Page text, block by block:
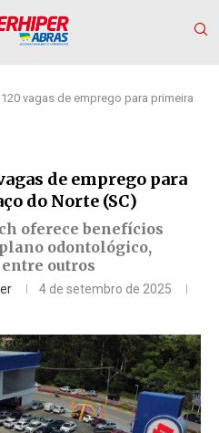
vagas de emprego para primeira
de emprego para
do Norte (SC)
oferece benefícios
odontológico,
outros
4 de setembro de 2025